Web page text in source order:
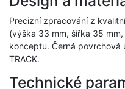
Precizní zpracování z
(výška 33 mm, šířka 35
konceptu. Černá
TRACK.
Technické